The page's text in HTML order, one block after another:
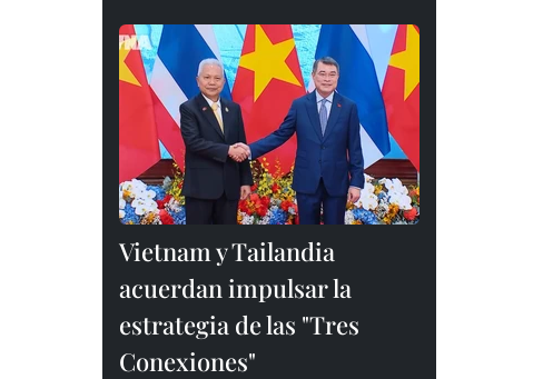
Vietnam y Tailandia
acuerdan impulsar la
estrategia de las "Tres
Conexiones"